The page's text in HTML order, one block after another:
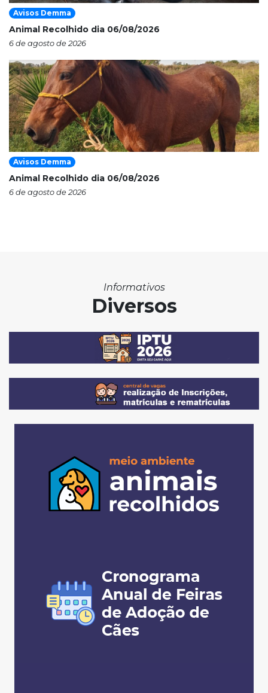
Avisos Demma
Animal Recolhido dia 06/08/2026
6 de agosto de 2026
Avisos Demma
Animal Recolhido dia 06/08/2026
6 de agosto de 2026
Informativos
Diversos